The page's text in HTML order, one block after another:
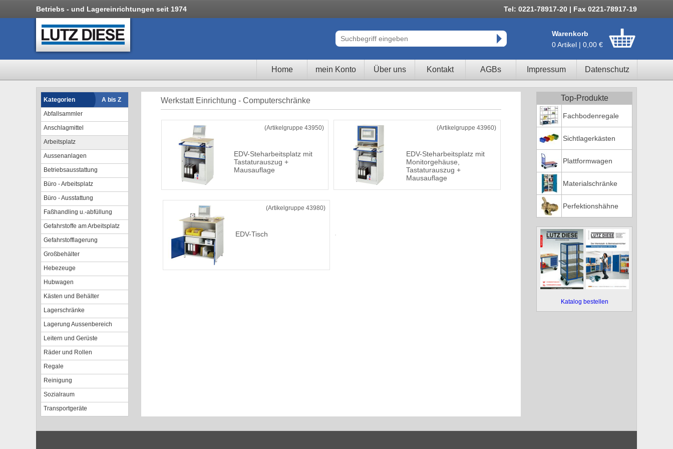
Betriebs - und Lagereinrichtungen seit 1974 Tel: 0221-78917-20 | Fax 0221-78917-19
Warenkorb
0 Artikel | 0,00 €
Home mein Konto Über uns Kontakt AGBs Impressum Datenschutz
Kategorien
A bis Z
Abfallsammler
Anschlagmittel
Arbeitsplatz
Aussenanlagen
Betriebsausstattung
Büro - Arbeitsplatz
Büro - Ausstattung
Faßhandling u.-abfüllung
Gefahrstoffe am Arbeitsplatz
Gefahrstofflagerung
Großbehälter
Hebezeuge
Hubwagen
Kästen und Behälter
Lagerschränke
Lagerung Aussenbereich
Leitern und Gerüste
Räder und Rollen
Regale
Reinigung
Sozialraum
Transportgeräte
Werkstatt Einrichtung - Computerschränke
(Artikelgruppe 43950)
EDV-Steharbeitsplatz mit
Tastaturauszug +
Mausauflage
(Artikelgruppe 43960)
EDV-Steharbeitsplatz mit
Monitorgehäuse,
Tastaturauszug +
Mausauflage
(Artikelgruppe 43980)
EDV-Tisch
Top-Produkte
Fachbodenregale
Sichtlagerkästen
Plattformwagen
Materialschränke
Perfektionshähne
Katalog bestellen